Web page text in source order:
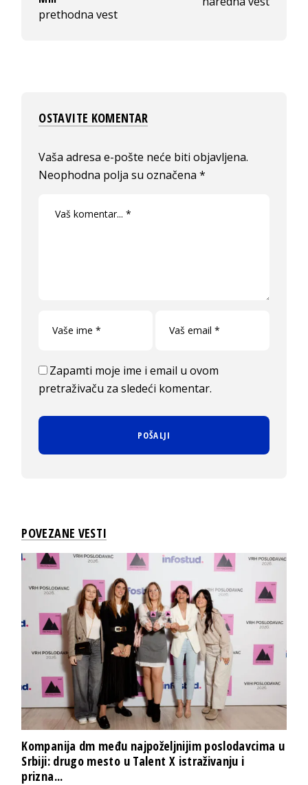
prethodna vest
OSTAVITE KOMENTAR
Vaša adresa e-pošte neće biti objavljena.
Neophodna polja su označena*
Zapamti moje ime i email u ovom
pretraživaču za sledeći komentar.
POVEZANE VESTI
Kompanija dm među najpoželjnijim poslodavcima u
Srbiji: drugo mesto u Talent X istraživanju i
prizna...